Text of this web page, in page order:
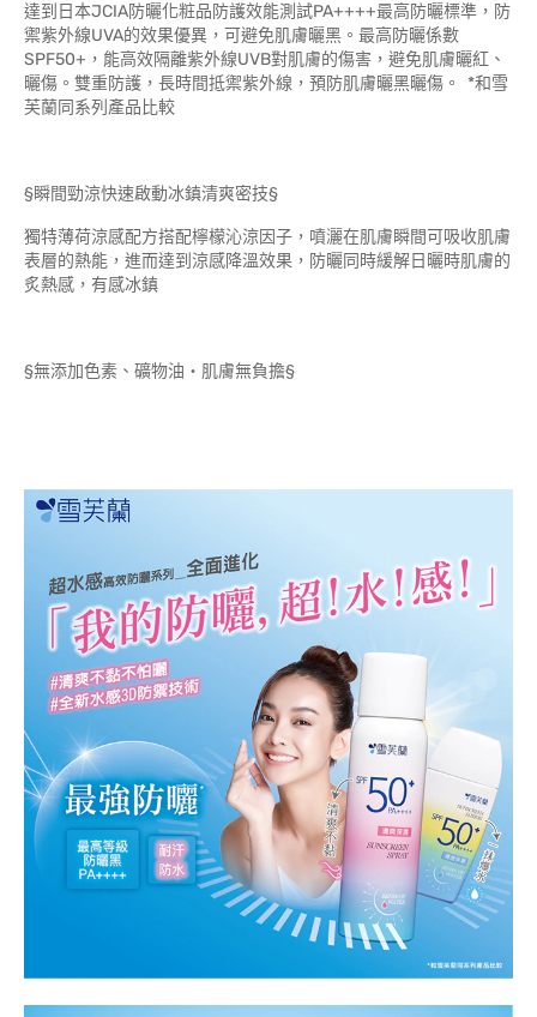
達到日本JCIA防曬化粧品防護效能測試PA++++最高防曬標準，防
禦紫外線UVA的效果優異，可避免肌膚曬黑。最高防曬係數
SPF50+，能高效隔離紫外線UVB對肌膚的傷害，避免肌膚曬紅、
曬傷。雙重防護，長時間抵禦紫外線，預防肌膚曬黑曬傷。 *和雪
芙蘭同系列產品比較
§瞬間勁涼快速啟動冰鎮清爽密技§
獨特薄荷涼感配方搭配檸檬沁涼因子，噴灑在肌膚瞬間可吸收肌膚
表層的熱能，進而達到涼感降溫效果，防曬同時緩解日曬時肌膚的
炙熱感，有感冰鎮
§無添加色素、礦物油‧肌膚無負擔§